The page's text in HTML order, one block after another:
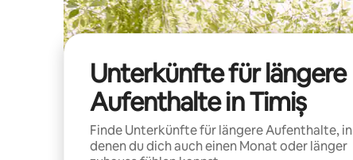
Unterkünfte für längere
Aufenthalte in Timiș
Finde Unterkünfte für längere Aufenthalte, in
denen du dich auch einen Monat oder länger